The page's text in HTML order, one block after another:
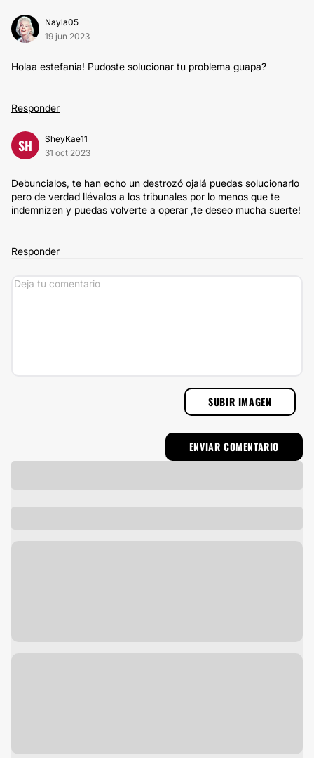
Nayla05
19 jun 2023
Holaa estefania! Pudoste solucionar tu problema guapa?
Responder
SH
SheyKae11
31 oct 2023
Debuncialos, te han echo un destrozó ojalá puedas solucionarlo
pero de verdad llévalos a los tribunales por lo menos que te
indemnizen y puedas volverte a operar ,te deseo mucha suerte!
Responder
SUBIR IMAGEN